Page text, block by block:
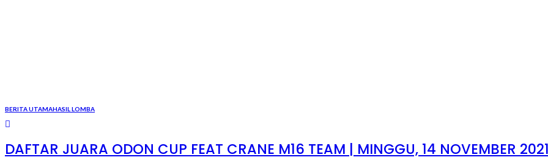
BERITA UTAMAHASIL LOMBA
DAFTAR JUARA ODON CUP FEAT CRANE M16 TEAM | MINGGU, 14 NOVEMBER 2021